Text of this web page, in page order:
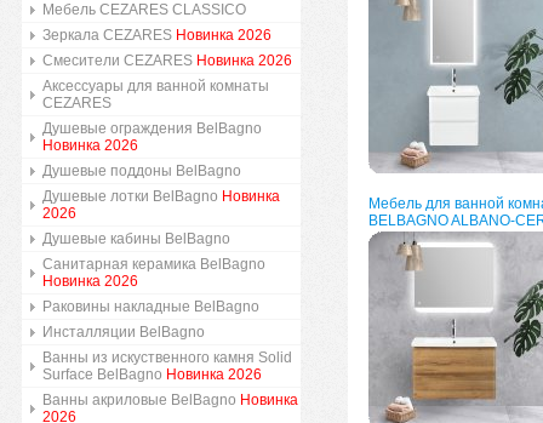
Мебель CEZARES CLASSICO
Зеркала CEZARES Новинка 2026
Смесители CEZARES Новинка 2026
Аксессуары для ванной комнаты
CEZARES
Душевые ограждения BelBagno
Новинка 2026
Душевые поддоны BelBagno
Душевые лотки BelBagno Новинка
2026
Душевые кабины BelBagno
Санитарная керамика BelBagno
Новинка 2026
Раковины накладные BelBagno
Инсталляции BelBagno
Ванны из искуственного камня Solid
Surface BelBagno Новинка 2026
Ванны акриловые BelBagno Новинка
2026
Мебель для ванной
BELBAGNO ALBANO-